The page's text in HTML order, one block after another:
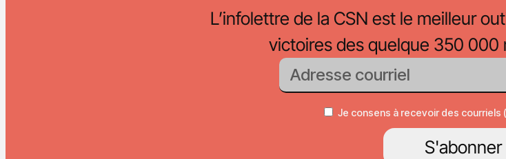
L’infolettre de la CSN est le meilleur
victoires des quelque 350 000
Je consens à recevoir des courriels
S'abonner